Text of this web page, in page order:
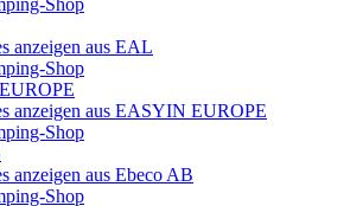
Shop
anzeigen aus EAL
Shop
anzeigen aus EASYIN EUROPE
Shop
anzeigen aus Ebeco AB
Shop